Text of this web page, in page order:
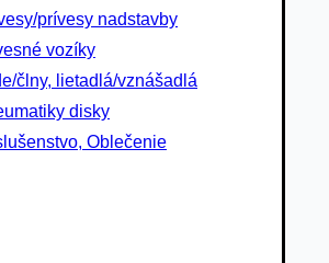
prívesy nadstavby
vozíky
člny, lietadlá/vznášadlá
disky
Oblečenie
disky
Oblečenie